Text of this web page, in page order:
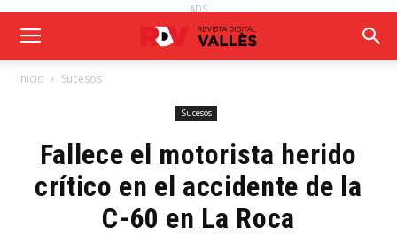
ADS
Inicio Sucesos
Sucesos
Fallece el motorista herido
crítico en el accidente de la
C-60 en La Roca